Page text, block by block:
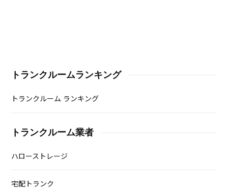
トランクルームランキング
トランクルーム ランキング
トランクルーム業者
ハローストレージ
宅配トランク